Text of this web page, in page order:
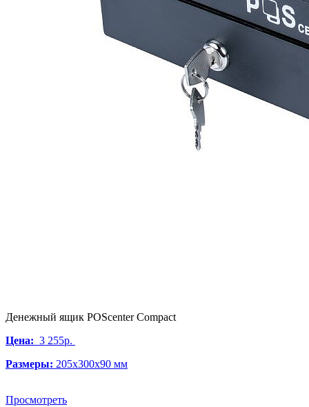
Денежный ящик POScenter Compact
Цена: 3 255р.
Размеры: 205х300х90 мм
Просмотреть